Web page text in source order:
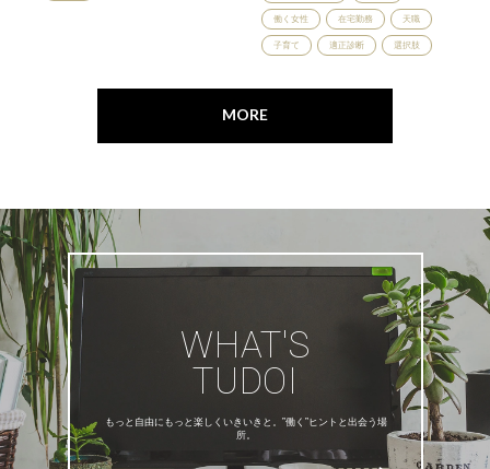
働く女性 在宅勤務 天職
子育て 適正診断 選択肢
MORE
WHAT'S
TUDOI
もっと自由にもっと楽しくいきいきと。”働く”ヒントと出会う場
所。